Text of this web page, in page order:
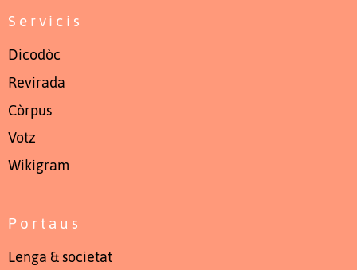
Servicis
Dicodòc
Revirada
Còrpus
Votz
Wikigram
Portaus
Lenga & societat